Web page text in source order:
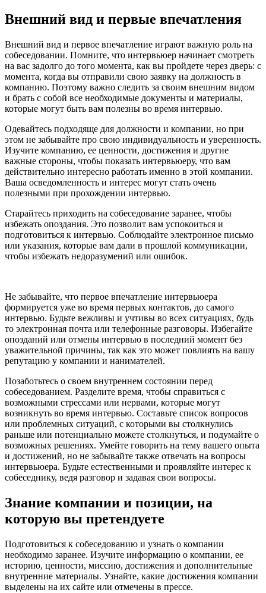
Внешний вид и первые впечатления
Внешний вид и первое впечатление играют важную роль на
собеседовании. Помните, что интервьюер начинает смотреть
на вас задолго до того момента, как вы пройдете через дверь: с
момента, когда вы отправили свою заявку на должность в
компанию. Поэтому важно следить за своим внешним видом
и брать с собой все необходимые документы и материалы,
которые могут быть вам полезны во время интервью.
Одевайтесь подходяще для должности и компании, но при
этом не забывайте про свою индивидуальность и уверенность.
Изучите компанию, ее ценности, достижения и другие
важные стороны, чтобы показать интервьюеру, что вам
действительно интересно работать именно в этой компании.
Ваша осведомленность и интерес могут стать очень
полезными при прохождении интервью.
Старайтесь приходить на собеседование заранее, чтобы
избежать опоздания. Это позволит вам успокоиться и
подготовиться к интервью. Соблюдайте электронное письмо
или указания, которые вам дали в прошлой коммуникации,
чтобы избежать недоразумений или ошибок.
Не забывайте, что первое впечатление интервьюера
формируется уже во время первых контактов, до самого
интервью. Будьте вежливы и учтивы во всех ситуациях, будь
то электронная почта или телефонные разговоры. Избегайте
опозданий или отмены интервью в последний момент без
уважительной причины, так как это может повлиять на вашу
репутацию у компании и нанимателей.
Позаботьтесь о своем внутреннем состоянии перед
собеседованием. Разделите время, чтобы справиться с
возможными стрессами или нервами, которые могут
возникнуть во время интервью. Составьте список вопросов
или проблемных ситуаций, с которыми вы столкнулись
раньше или потенциально можете столкнуться, и подумайте о
возможных решениях. Умейте говорить на тему вашего опыта
и достижений, но не забывайте также отвечать на вопросы
интервьюера. Будьте естественными и проявляйте интерес к
собеседнику, ведя разговор и задавая свои вопросы.
Знание компании и позиции, на
которую вы претендуете
Подготовиться к собеседованию и узнать о компании
необходимо заранее. Изучите информацию о компании, ее
историю, ценности, миссию, достижения и дополнительные
внутренние материалы. Узнайте, какие достижения компании
выделены на их сайте или отмечены в прессе.